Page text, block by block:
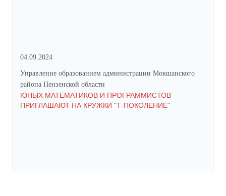
04.09.2024
Управление образованием администрации Мокшанского
района Пензенской области
ЮНЫХ МАТЕМАТИКОВ И ПРОГРАММИСТОВ
ПРИГЛАШАЮТ НА КРУЖКИ "Т-ПОКОЛЕНИЕ"